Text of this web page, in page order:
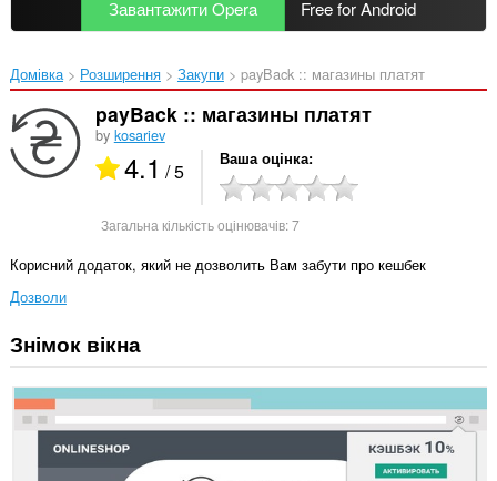
Завантажити Opera Free for Android
Домівка Розширення Закупи payBack :: магазины платят‎
payBack :: магазины платят
by kosariev
4.1 / 5 Ваша оцінка
Загальна кількість оцінювачів:7
Корисний додаток, який не дозволить Вам забути про кешбек
Дозволи
Це
розширення
отримувати
доступ
даних
Знімок вікна